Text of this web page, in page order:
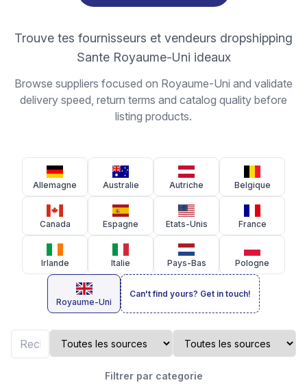
Trouve tes fournisseurs et vendeurs dropshipping
Sante Royaume-Uni ideaux
Browse suppliers focused on Royaume-Uni and validate
delivery speed, return terms and catalog quality before
listing products.
Allemagne Australie Autriche Belgique
Canada Espagne Etats-Unis France
Irlande Italie Pays-Bas Pologne
Royaume-Uni
Can't find yours? Get in touch!
Filtrer par categorie